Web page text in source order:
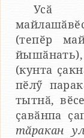
Усӑ
(тепӗр
йышӑнать),
(кунта
пӗлӳ
тытнӑ,
ҫавӑнпа
тӑракан